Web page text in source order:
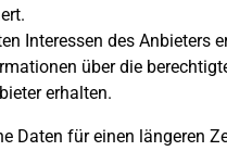
Interessen des
über die
erhalten.
Daten für einen längeren